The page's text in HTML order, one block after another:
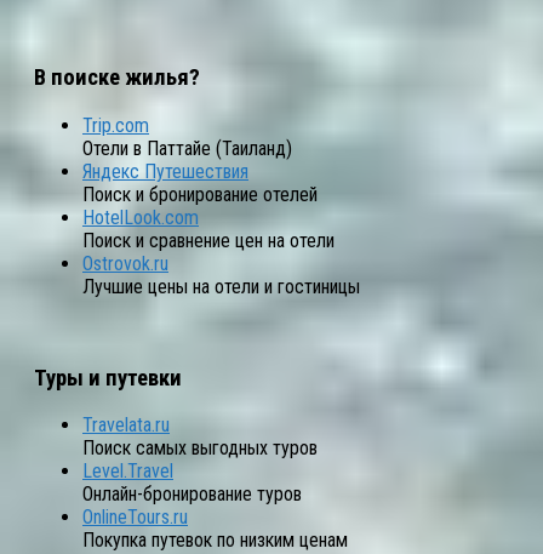
В поиске жилья?
Trip.com
Отели в Паттайе (Таиланд)
Яндекс Путешествия
Поиск и бронирование отелей
HotelLook.com
Поиск и сравнение цен на отели
Ostrovok.ru
Лучшие цены на отели и гостиницы
Туры и путевки
Travelata.ru
Поиск самых выгодных туров
Level.Travel
Онлайн-бронирование туров
OnlineTours.ru
Покупка путевок по низким ценам